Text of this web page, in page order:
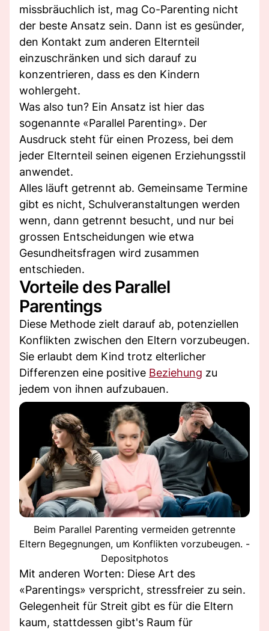
missbräuchlich ist, mag Co-Parenting nicht
der beste Ansatz sein. Dann ist es gesünder,
den Kontakt zum anderen Elternteil
einzuschränken und sich darauf zu
konzentrieren, dass es den Kindern
wohlergeht.
Was also tun? Ein Ansatz ist hier das
sogenannte «Parallel Parenting». Der
Ausdruck steht für einen Prozess, bei dem
jeder Elternteil seinen eigenen Erziehungsstil
anwendet.
Alles läuft getrennt ab. Gemeinsame Termine
gibt es nicht, Schulveranstaltungen werden
wenn, dann getrennt besucht, und nur bei
grossen Entscheidungen wie etwa
Gesundheitsfragen wird zusammen
entschieden.
Vorteile des Parallel
Parentings
Diese Methode zielt darauf ab, potenziellen
Konflikten zwischen den Eltern vorzubeugen.
Sie erlaubt dem Kind trotz elterlicher
Differenzen eine positive Beziehung zu
jedem von ihnen aufzubauen.
Beim Parallel Parenting vermeiden getrennte
Eltern Begegnungen, um Konflikten vorzubeugen. -
Depositphotos
Mit anderen Worten: Diese Art des
«Parentings» verspricht, stressfreier zu sein.
Gelegenheit für Streit gibt es für die Eltern
kaum, stattdessen gibt's Raum für